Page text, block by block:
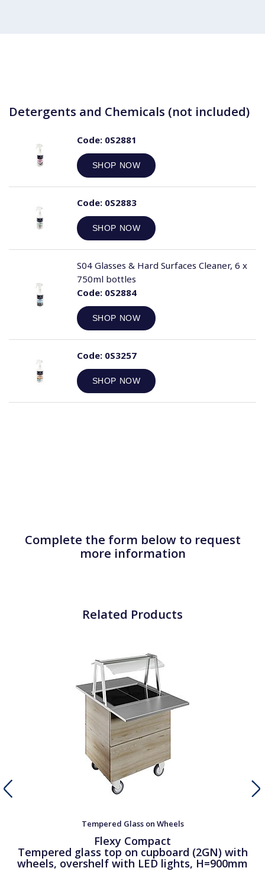
Detergents and Chemicals (not included)
Code:0S2881
SHOP NOW
Code:0S2883
SHOP NOW
Code:0S2884
SHOP NOW
S04 Glasses & Hard Surfaces Cleaner, 6 x
750ml bottles
Code:0S3257
SHOP NOW
Complete the form below to request
more information
Related Products
Tempered Glass on Wheels
Flexy Compact
Tempered glass top on cupboard (2GN) with
wheels, overshelf with LED lights, H=900mm